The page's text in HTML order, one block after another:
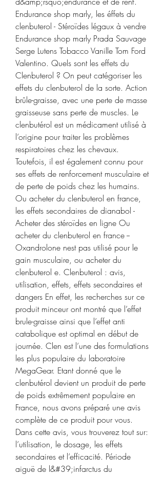
Endurance shop marly, les éffets du
clenbuterol - Stéroïdes légaux à vendre
Endurance shop marly Prada Sauvage
Serge Lutens Tobacco Vanille Tom Ford
Valentino. Quels sont les effets du
Clenbuterol ? On peut catégoriser les
effets du clenbuterol de la sorte. Action
brûle-graisse, avec une perte de masse
graisseuse sans perte de muscles. Le
clenbutérol est un médicament utilisé à
l’origine pour traiter les problèmes
respiratoires chez les chevaux.
Toutefois, il est également connu pour
ses effets de renforcement musculaire et
de perte de poids chez les humains.
Ou acheter du clenbuterol en france,
les effets secondaires de dianabol -
Acheter des stéroïdes en ligne Ou
acheter du clenbuterol en france --
Oxandrolone nest pas utilisé pour le
gain musculaire, ou acheter du
clenbuterol e. Clenbuterol : avis,
utilisation, effets, effets secondaires et
dangers En effet, les recherches sur ce
produit minceur ont montré que l’effet
brule-graisse ainsi que l’effet anti
catabolique est optimal en début de
journée. Clen est l’une des formulations
les plus populaire du laboratoire
MegaGear. Etant donné que le
clenbutérol devient un produit de perte
de poids extrêmement populaire en
France, nous avons préparé une avis
complète de ce produit pour vous.
Dans cette avis, vous trouverez tout sur:
l’utilisation, le dosage, les effets
secondaires et l’efficacité. Période
aiguë de l&#39;infarctus du